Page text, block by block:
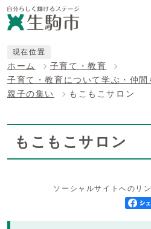
現在位置
ホーム
子育て・教育
子育て・教育について学ぶ・仲間
親子の集い
もこもこサロン
もこもこサロン
ソーシャルサイトへのリ